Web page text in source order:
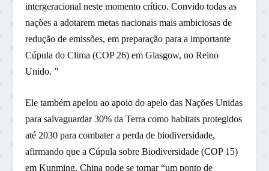
intergeracional neste momento crítico. Convido todas as
nações a adotarem metas nacionais mais ambiciosas de
redução de emissões, em preparação para a importante
Cúpula do Clima (COP 26) em Glasgow, no Reino
Unido. ”
Ele também apelou ao apoio do apelo das Nações Unidas
para salvaguardar 30% da Terra como habitats protegidos
até 2030 para combater a perda de biodiversidade,
afirmando que a Cúpula sobre Biodiversidade (COP 15)
em Kunming, China pode se tornar “um ponto de